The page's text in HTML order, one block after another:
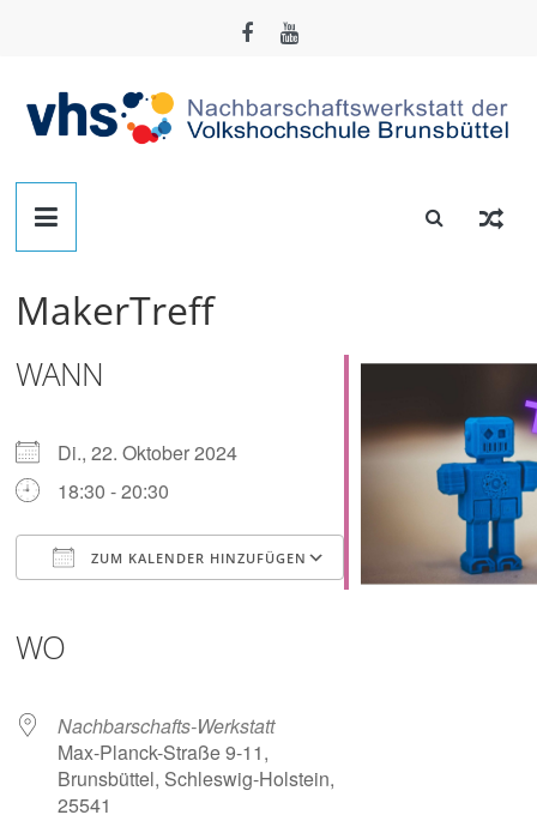
Nachbarschafts-
Werkstatt
Brunsbüttel
Der
zum
Basteln,
Tüfteln,
Digitalisieren
MakerTreff
WANN
Di., 22. Oktober 2024
18:30 - 20:30
ZUM KALENDER HINZUFÜGEN
WO
Nachbarschafts-Werkstatt
Max-Planck-Straße 9-11,
Brunsbüttel, Schleswig-Holstein,
25541